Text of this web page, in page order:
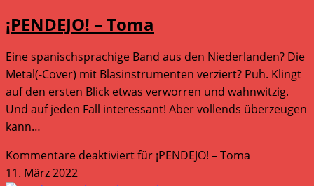
¡PENDEJO! – Toma
Eine spanischsprachige Band aus den Niederlanden? Die
Metal(-Cover) mit Blasinstrumenten verziert? Puh. Klingt
auf den ersten Blick etwas verworren und wahnwitzig.
Und auf jeden Fall interessant! Aber vollends überzeugen
kann…
Kommentare deaktiviertfür ¡PENDEJO! – Toma
11. März 2022